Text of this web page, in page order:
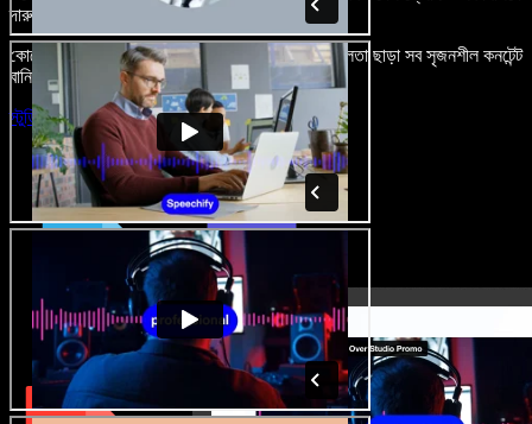
দারুণ মনে রাখার মতো অডিও-ভিডিও প্রজেক্ট বানান।
কোনো শেখার ঝামেলা নেই, শুধু ব্রাউজারে খুলুন—আর দুর্বলতা ছাড়া সব সৃজনশীল কনটেন্ট
বানিয়ে ফেলুন।
স্টুডিও চালু করুন